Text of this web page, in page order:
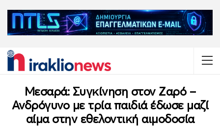
Μεσαρά: Συγκίνηση στον Ζαρό –
Ανδρόγυνο με τρία παιδιά έδωσε μαζί
αίμα στην εθελοντική αιμοδοσία